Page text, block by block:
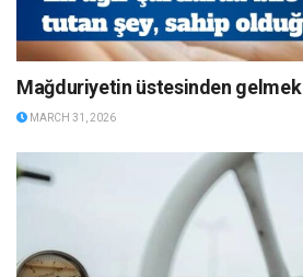
Mağduriyetin üstesinden gelmek
MARCH 31, 2026